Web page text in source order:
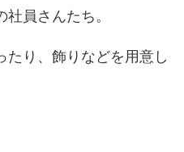
員さんたち。
たり、飾りなどを用意し